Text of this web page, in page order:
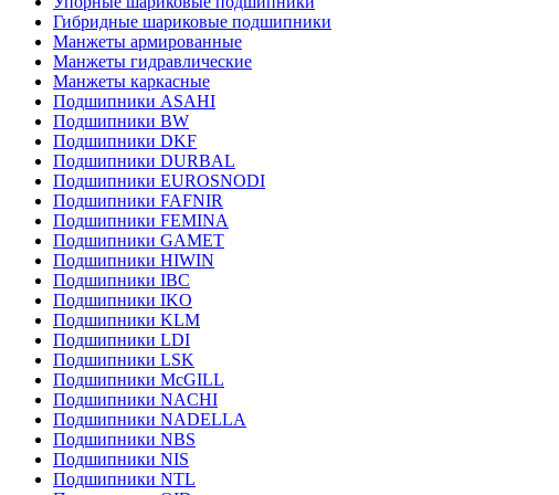
Гибридные шариковые подшипники
Манжеты армированные
Манжеты гидравлические
Манжеты каркасные
Подшипники ASAHI
Подшипники BW
Подшипники DKF
Подшипники DURBAL
Подшипники EUROSNODI
Подшипники FAFNIR
Подшипники FEMINA
Подшипники GAMET
Подшипники HIWIN
Подшипники IBC
Подшипники IKO
Подшипники KLM
Подшипники LDI
Подшипники LSK
Подшипники McGILL
Подшипники NACHI
Подшипники NADELLA
Подшипники NBS
Подшипники NIS
Подшипники NTL